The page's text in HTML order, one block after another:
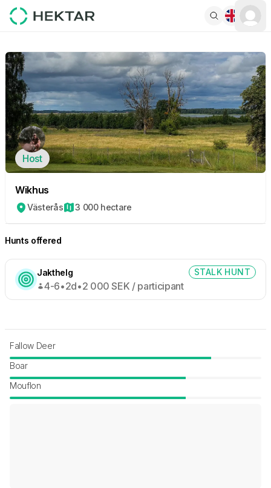
Host
Wikhus
Västerås 3 000 hectare
Hunts offered
Jakthelg STALK HUNT
4-6•2d•2 000 SEK / participant
Fallow Deer
Boar
Mouflon